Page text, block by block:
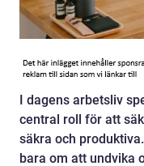
I dagens arbetsliv
central roll för att
säkra och
bara om att undvika